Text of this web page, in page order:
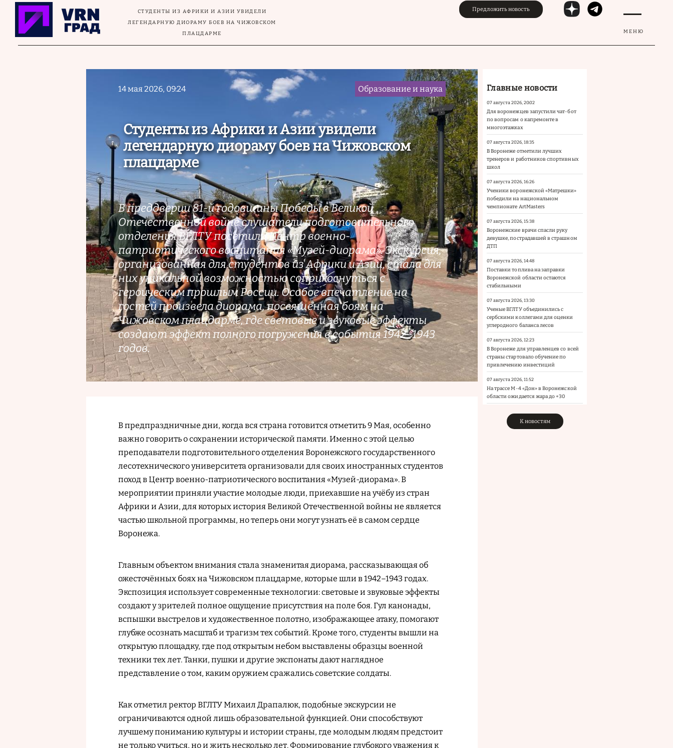
Перейти к основному содержанию
МЕНЮ
СТУДЕНТЫ ИЗ АФРИКИ И АЗИИ УВИДЕЛИ
ЛЕГЕНДАРНУЮ ДИОРАМУ БОЕВ НА ЧИЖОВСКОМ
ПЛАЦДАРМЕ
Предложить новость
14 мая 2026, 09:24 Образование и наука
Студенты из Африки и Азии увидели
легендарную диораму боев на Чижовском
плацдарме
В преддверии 81-й годовщины Победы в Великой
Отечественной войне слушатели подготовительного
отделения ВГЛТУ посетили Центр военно-
патриотического воспитания «Музей-диорама». Экскурсия,
организованная для студентов из Африки и Азии, стала для
них уникальной возможностью соприкоснуться с
героическим прошлым России. Особое впечатление на
гостей произвела диорама, посвященная боям на
Чижовском плацдарме, где световые и звуковые эффекты
создают эффект полного погружения в события 1942–1943
годов.
В предпраздничные дни, когда вся страна готовится отметить 9 Мая, особенно
важно говорить о сохранении исторической памяти. Именно с этой целью
преподаватели подготовительного отделения Воронежского государственного
лесотехнического университета организовали для своих иностранных студентов
поход в Центр военно-патриотического воспитания «Музей-диорама». В
мероприятии приняли участие молодые люди, приехавшие на учёбу из стран
Африки и Азии, для которых история Великой Отечественной войны не является
частью школьной программы, но теперь они могут узнать её в самом сердце
Воронежа.
Главным объектом внимания стала знаменитая диорама, рассказывающая об
ожесточённых боях на Чижовском плацдарме, которые шли в 1942–1943 годах.
Экспозиция использует современные технологии: световые и звуковые эффекты
создают у зрителей полное ощущение присутствия на поле боя. Гул канонады,
вспышки выстрелов и художественное полотно, изображающее атаку, помогают
глубже осознать масштаб и трагизм тех событий. Кроме того, студенты вышли на
открытую площадку, где под открытым небом выставлены образцы военной
техники тех лет. Танки, пушки и другие экспонаты дают наглядное
представление о том, каким оружием сражались советские солдаты.
Как отметил ректор ВГЛТУ Михаил Драпалюк, подобные экскурсии не
ограничиваются одной лишь образовательной функцией. Они способствуют
лучшему пониманию культуры и истории страны, где молодым людям предстоит
не только учиться, но и жить несколько лет. Формирование глубокого уважения к
Главные новости
07 августа 2026, 20:02
Для воронежцев запустили чат-бот
по вопросам о капремонте в
многоэтажках
07 августа 2026, 18:35
В Воронеже отметили лучших
тренеров и работников спортивных
школ
07 августа 2026, 16:26
Ученики воронежской «Матрешки»
победили на национальном
чемпионате ArtMasters
07 августа 2026, 15:38
Воронежские врачи спасли руку
девушке, пострадавшей в страшном
ДТП
07 августа 2026, 14:48
Поставки топлива на заправки
Воронежской области остаются
стабильными
07 августа 2026, 13:30
Ученые ВГЛТУ объединились с
сербскими коллегами для оценки
углеродного баланса лесов
07 августа 2026, 12:23
В Воронеже для управленцев со всей
страны стартовало обучение по
привлечению инвестиций
07 августа 2026, 11:52
На трассе М-4 «Дон» в Воронежской
области ожидается жара до +30
К новостям